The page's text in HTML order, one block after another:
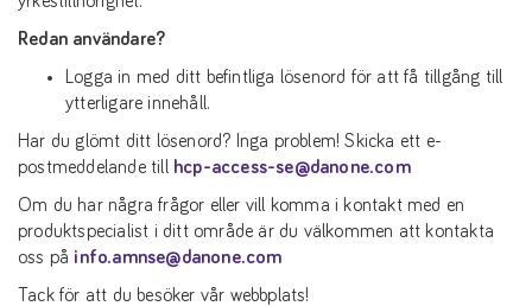
Redan användare?
Logga in med ditt befintliga lösenord för att få tillgång till
ytterligare innehåll.
Har du glömt ditt lösenord? Inga problem! Skicka ett e-
postmeddelande till
hcp-access-se@danone.com
Om du har några frågor eller vill komma i kontakt med en
produktspecialist i ditt område är du välkommen att kontakta
oss på info.amnse@danone.com
Tack för att du besöker vår webbplats!